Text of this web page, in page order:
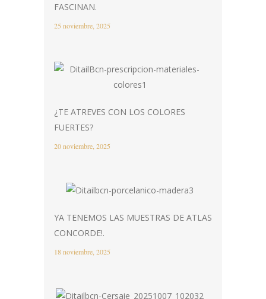
FASCINAN.
25 noviembre, 2025
¿TE ATREVES CON LOS COLORES
FUERTES?
20 noviembre, 2025
YA TENEMOS LAS MUESTRAS DE ATLAS
CONCORDE!.
18 noviembre, 2025